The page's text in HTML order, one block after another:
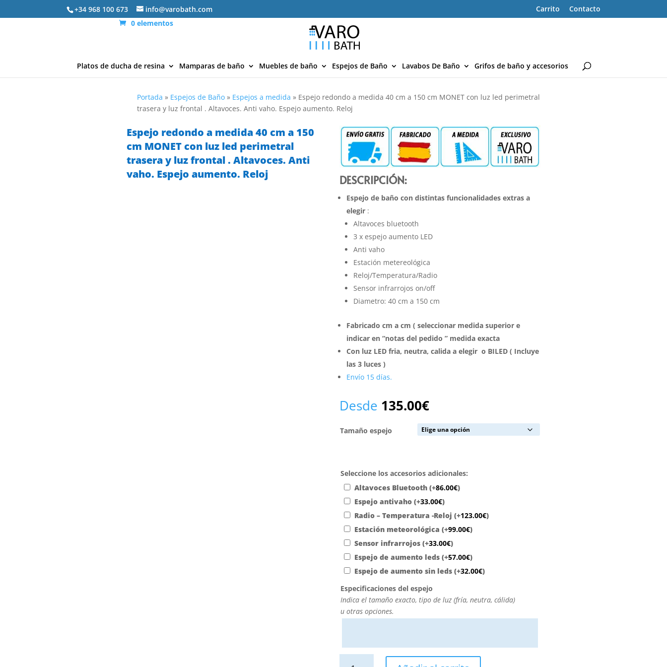
+34 968 100 673 info@varobath.com Carrito
Contacto
0 elementos
Platos de ducha de resina Mamparas de baño Muebles de baño Espejos de Baño Lavabos De Baño Grifos de baño y accesorios
Portada » Espejos de Baño » Espejos a medida » Espejo redondo a medida 40 cm a 150 cm MONET con luz led perimetral
trasera y luz frontal . Altavoces. Anti vaho. Espejo aumento. Reloj
Espejo redondo a medida 40 cm a 150
cm MONET con luz led perimetral
trasera y luz frontal . Altavoces. Anti
vaho. Espejo aumento. Reloj
DESCRIPCIÓN:
Espejo de baño con distintas funcionalidades extras a
elegir :
Altavoces bluetooth
3 x espejo aumento LED
Anti vaho
Estación metereológica
Reloj/Temperatura/Radio
Sensor infrarrojos on/off
Diametro: 40 cm a 150 cm
Fabricado cm a cm ( seleccionar medida superior e
indicar en “notas del pedido ” medida exacta
Con luz LED fria, neutra, calida a elegir o BILED ( Incluye
las 3 luces )
Envío 15 días.
Desde 135.00€
Tamaño espejo
Seleccione los accesorios adicionales:
Altavoces Bluetooth(+86.00€)
Espejo antivaho(+33.00€)
Radio – Temperatura -Reloj(+123.00€)
Estación meteorológica(+99.00€)
Sensor infrarrojos(+33.00€)
Espejo de aumento leds(+57.00€)
Espejo de aumento sin leds(+32.00€)
Especificaciones del espejo
Indica el tamaño exacto, tipo de luz (fría, neutra, cálida)
u otras opciones.